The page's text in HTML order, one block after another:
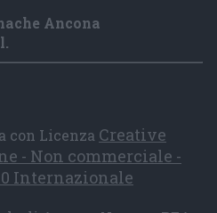
Ancona
con Licenza Creative
- Non commerciale -
Internazionale